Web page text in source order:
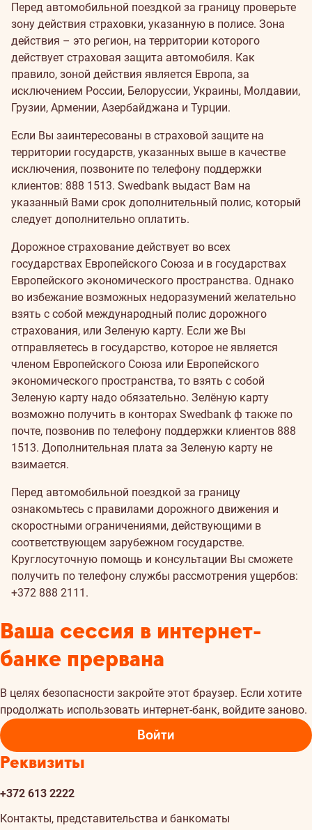
Перед автомобильной поездкой за границу проверьте
зону действия страховки, указанную в полисе. Зона
действия – это регион, на территории которого
действует страховая защита автомобиля. Как
правило, зоной действия является Европа, за
исключением России, Белоруссии, Украины, Молдавии,
Грузии, Армении, Азербайджана и Турции.
Если Вы заинтересованы в страховой защите на
территории государств, указанных выше в качестве
исключения, позвоните по телефону поддержки
клиентов: 888 1513. Swedbank выдаст Вам на
указанный Вами срок дополнительный полис, который
следует дополнительно оплатить.
Дорожное страхование действует во всех
государствах Европейского Союза и в государствах
Европейского экономического пространства. Однако
во избежание возможных недоразумений желательно
взять с собой международный полис дорожного
страхования, или Зеленую карту. Если же Вы
отправляетесь в государство, которое не является
членом Европейского Союза или Европейского
экономического пространства, то взять с собой
Зеленую карту надо обязательно. Зелёную карту
возможно получить в конторах Swedbank ф также по
почте, позвонив по телефону поддержки клиентов 888
1513. Дополнительная плата за Зеленую карту не
взимается.
Перед автомобильной поездкой за границу
ознакомьтесь с правилами дорожного движения и
скоростными ограничениями, действующими в
соответствующем зарубежном государстве.
Круглосуточную помощь и консультации Вы сможете
получить по телефону службы рассмотрения ущербов:
+372 888 2111.
Ваша сессия в интернет-
банке прервана
В целях безопасности закройте этот браузер. Если хотите
продолжать использовать интернет-банк, войдите заново.
Войти
Реквизиты
+372 613 2222
Контакты, представительства и банкоматы